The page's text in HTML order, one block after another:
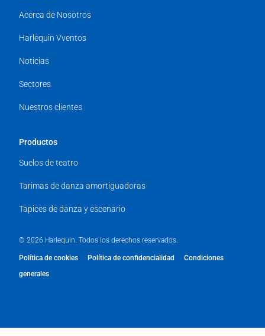
Acerca de Nosotros
Harlequin Vventos
Noticias
Sectores
Nuestros clientes
Productos
Suelos de teatro
Tarimas de danza amortiguadoras
Tapices de danza y escenario
© 2026 Harlequin. Todos los derechos reservados.
Política de cookies Política de confidencialidad
Condiciones
generales